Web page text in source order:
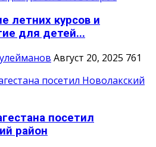
летних курсов и
для детей...
Август 20, 2025 761
посетил
район